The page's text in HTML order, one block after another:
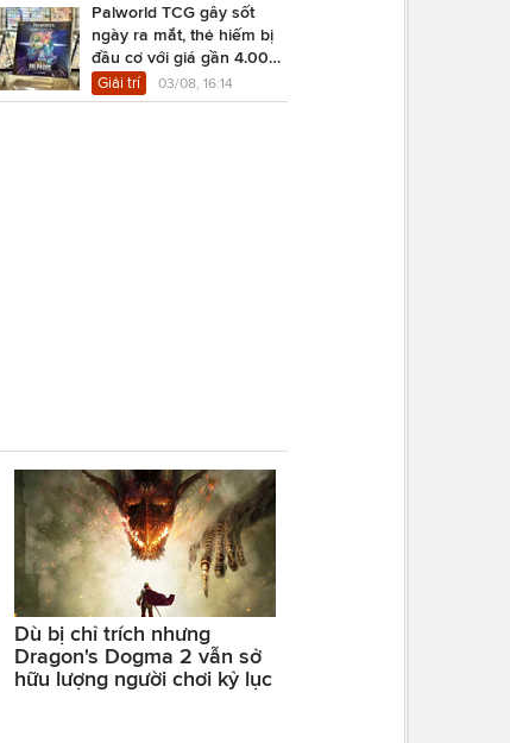
Palworld TCG gây sốt
ngày ra mắt, thẻ hiếm bị
đầu cơ với giá gần 4.000
USD
Giải trí 03/08, 16:14
Dù bị chỉ trích nhưng
Dragon's Dogma 2 vẫn sở
hữu lượng người chơi kỷ lục